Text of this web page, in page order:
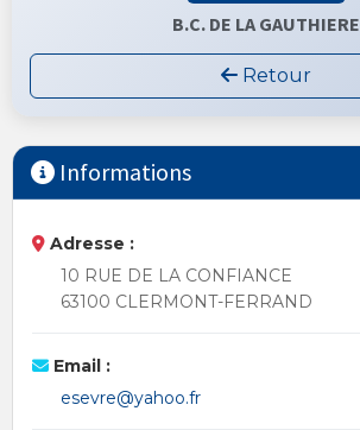
B.C. DE LA GAUTHIERE
Retour
Informations
Adresse :
10 RUE DE LA CONFIANCE
63100 CLERMONT-FERRAND
Email :
esevre@yahoo.fr